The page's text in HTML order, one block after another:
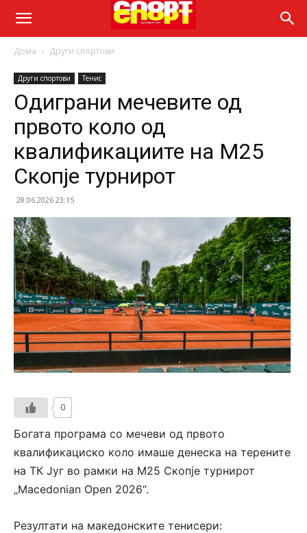
Дома Други спортови
Други спортови Тенис
Одиграни мечевите од
првото коло од
квалификациите на М25
Скопје турнирот
28.06.2026 23:15
0
Богата програма со мечеви од првото
квалификациско коло имаше денеска на терените
на ТК Југ во рамки на М25 Скопје турнирот
„Macedonian Open 2026“.
Резултати на македонските тенисери: